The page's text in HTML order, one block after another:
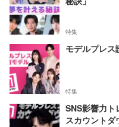
特集
モデルプレス
特集
SNS影響力ト
スカウントダ